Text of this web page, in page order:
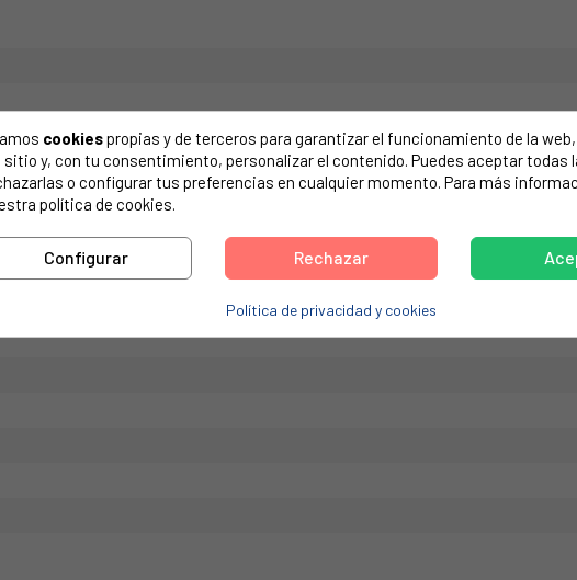
etiqueta de tu electrodoméstico. Suele estar formado por números y letras.
POL COMPLETO XF6-8
cookiespropias y de terceros para garantizar el funcionamiento de la
sitio y, con tu consentimiento, personalizar el contenido. Puedes aceptar todas
o configurar tus preferencias en cualquier momento. Para más
política de cookies.
Configurar Rechazar
Política de privacidad y cookies